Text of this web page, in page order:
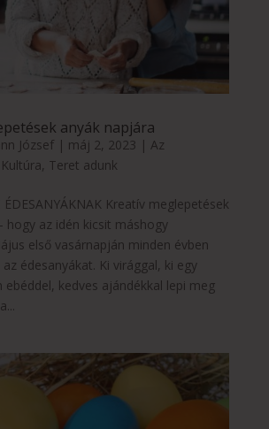
anyák napjára
József| máj 2, 2023 | Az
Kultúra, Teret adunk
Kreatív meglepetések
hogy az idén kicsit máshogy
első vasárnapján minden évben
édesanyákat. Ki virággal, ki egy
ebéddel, kedves ajándékkal lepi meg